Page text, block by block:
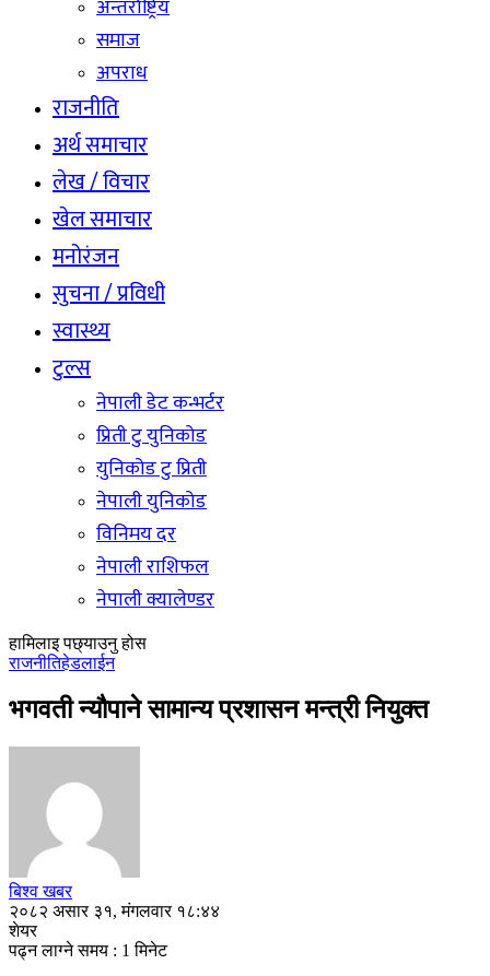
अन्तर्राष्ट्रिय
समाज
अपराध
राजनीति
अर्थ समाचार
लेख / विचार
खेल समाचार
मनोरंजन
सुचना / प्रविधी
स्वास्थ्य
टुल्स
नेपाली डेट कन्भर्टर
प्रिती टु युनिकोड
युनिकोड टु प्रिती
नेपाली युनिकोड
विनिमय दर
नेपाली राशिफल
नेपाली क्यालेण्डर
हामिलाइ पछ्याउनु होस
राजनीतिहेडलाईन
भगवती न्यौपाने सामान्य प्रशासन मन्त्री नियुक्त
बिश्व खबर
२०८२ असार ३१, मंगलवार १८:४४
शेयर
पढ्न लाग्ने समय : 1 मिनेट